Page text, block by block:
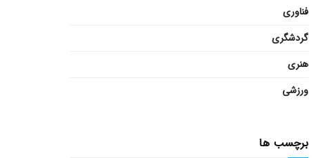
فناوری
گردشگری
هنری
ورزشی
برچسب ها